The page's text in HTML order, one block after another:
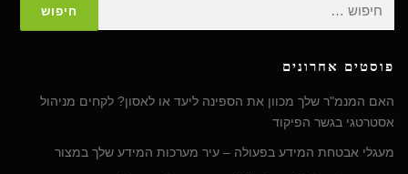
פוסטים אחרונים
האם המנמ"ר שלך מכוון את הספינה ליעד או לאסון? לקחים מניהול
אסטרטגי בגשר הפיקוד
מעגלי אבטחת המידע בפעולה – עיר מערכות המידע שלך במצור